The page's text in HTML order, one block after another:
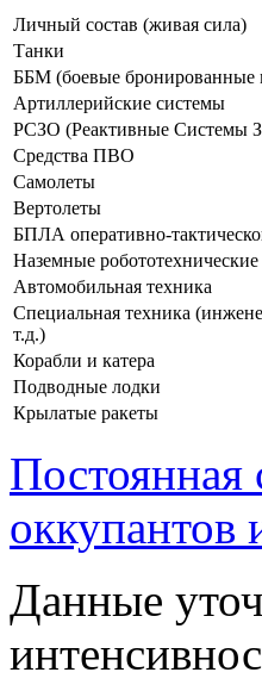
Личный состав (живая сила)
Танки
ББМ (боевые
Артиллерийские системы
РСЗО (Реактивные Системы
Средства ПВО
Самолеты
Вертолеты
БПЛА оперативно-
Наземные
Автомобильная техника
Специальная техника
т.д.)
Корабли и катера
Подводные лодки
Крылатые ракеты
Постоянная
оккупантов
Данные